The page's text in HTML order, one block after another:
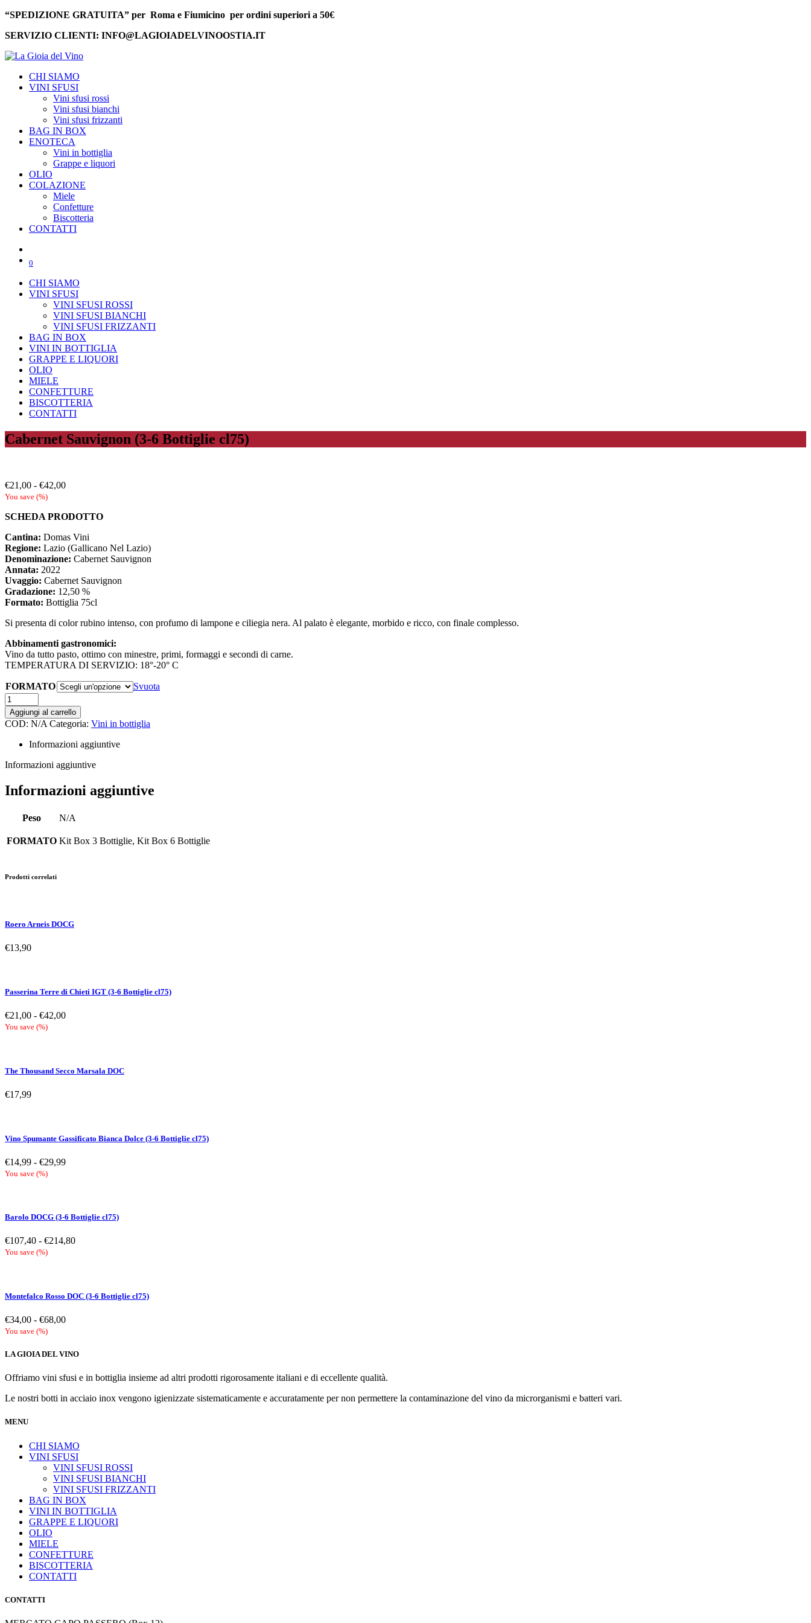
“SPEDIZIONE GRATUITA” per Roma e Fiumicino per ordini superiori a 50€
SERVIZIO CLIENTI: INFO@LAGIOIADELVINOOSTIA.IT
CHI SIAMO
VINI SFUSI
Vini sfusi rossi
Vini sfusi bianchi
Vini sfusi frizzanti
BAG IN BOX
ENOTECA
Vini in bottiglia
Grappe e liquori
OLIO
COLAZIONE
Miele
Confetture
Biscotteria
CONTATTI
0
CHI SIAMO
VINI SFUSI
VINI SFUSI ROSSI
VINI SFUSI BIANCHI
VINI SFUSI FRIZZANTI
BAG IN BOX
VINI IN BOTTIGLIA
GRAPPE E LIQUORI
OLIO
MIELE
CONFETTURE
BISCOTTERIA
CONTATTI
Cabernet Sauvignon (3-6 Bottiglie cl75)
€21,00 - €42,00Fascia
da
a
€42,00
You save (%)
SCHEDA PRODOTTO
Cantina: Domas Vini
Regione: Lazio (Gallicano Nel Lazio)
Denominazione: Cabernet Sauvignon
Annata: 2022
Uvaggio: Cabernet Sauvignon
Gradazione: 12,50 %
Formato: Bottiglia 75cl
Si presenta di color rubino intenso, con profumo di lampone e ciliegia nera. Al palato è elegante, morbido e ricco, con finale complesso.
Abbinamenti gastronomici:
Vino da tutto pasto, ottimo con minestre, primi, formaggi e secondi di carne.
TEMPERATURA DI SERVIZIO: 18°-20° C
FORMATO
Svuota
Cabernet
Sauvignon
(3-
6
Bottiglie
quantità
Aggiungi al carrello
COD: N/A Categoria: Vini in bottiglia
Informazioni aggiuntive
Informazioni aggiuntive
Informazioni aggiuntive
Peso N/A
FORMATO Kit Box 3 Bottiglie, Kit Box 6 Bottiglie
Prodotti correlati
Roero Arneis DOCG
€13,90
Passerina Terre di Chieti IGT (3-6 Bottiglie cl75)
€21,00 - €42,00Fascia
a
You save (%)
The Thousand Secco Marsala DOC
€17,99
Vino Spumante Gassificato Bianca Dolce (3-6 Bottiglie cl75)
€14,99 - €29,99Fascia
a
You save (%)
Barolo DOCG (3-6 Bottiglie cl75)
€107,40 - €214,80Fascia
a
You save (%)
Montefalco Rosso DOC (3-6 Bottiglie cl75)
€34,00 - €68,00Fascia
da
a
€68,00
You save (%)
LA GIOIA DEL VINO
Offriamo vini sfusi e in bottiglia insieme ad altri prodotti rigorosamente italiani e di eccellente qualità.
Le nostri botti in acciaio inox vengono igienizzate sistematicamente e accuratamente per non permettere la contaminazione del vino da microrganismi e batteri vari.
MENU
CHI SIAMO
VINI SFUSI
VINI SFUSI ROSSI
VINI SFUSI BIANCHI
VINI SFUSI FRIZZANTI
BAG IN BOX
VINI IN BOTTIGLIA
GRAPPE E LIQUORI
OLIO
MIELE
CONFETTURE
BISCOTTERIA
CONTATTI
CONTATTI